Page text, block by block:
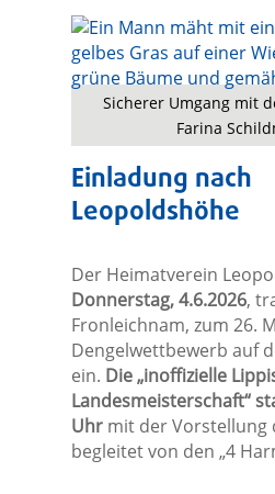
Sicherer Umgang mit
Farina
Einladung nach
Leopoldshöhe
Der Heimatverein
Donnerstag, 4.6.2026,
Fronleichnam, zum 26.
Dengelwettbewerb auf
ein. Die „inoffizielle
Landesmeisterschaft“
Uhrmit der Vorstellung
begleitet von den „4